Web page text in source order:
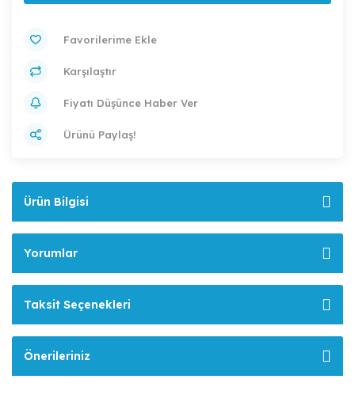
Karşılaştır
Fiyatı Düşünce Haber Ver
Ürünü Paylaş!
Ürün Bilgisi
Yorumlar
Taksit Seçenekleri
Önerileriniz